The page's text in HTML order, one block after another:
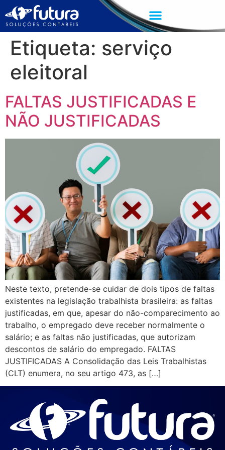
Etiqueta: serviço
eleitoral
FALTAS JUSTIFICADAS E
NÃO JUSTIFICADAS
Neste texto, pretende-se cuidar de dois tipos de faltas
existentes na legislação trabalhista brasileira: as faltas
justificadas, em que, apesar do não-comparecimento ao
trabalho, o empregado deve receber normalmente o
salário; e as faltas não justificadas, que autorizam
descontos de salário do empregado. FALTAS
JUSTIFICADAS A Consolidação das Leis Trabalhistas
(CLT) enumera, no seu artigo 473, as […]